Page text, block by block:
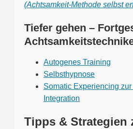
(Achtsamkeit-Methode selbst
Tiefer gehen –
Autogenes Training
Selbsthypnose
Somatic Experiencing zur
Integration
Tipps & Strategien